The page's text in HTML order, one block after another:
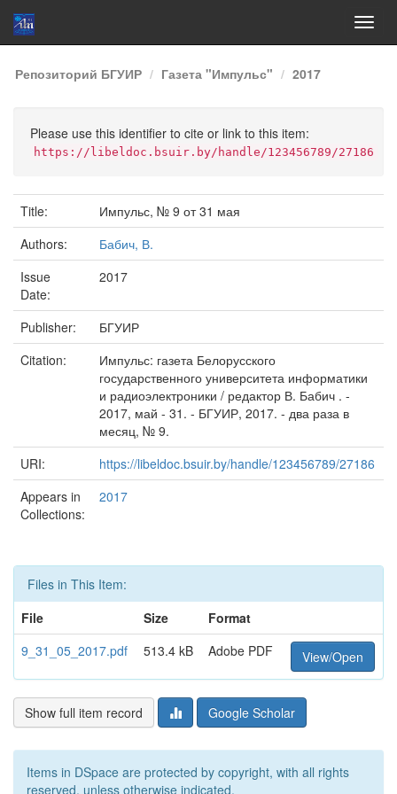
Skip
navigation
Репозиторий БГУИР Газета "Импульс" 2017
Please use this identifier to cite or link to this item:
https://libeldoc.bsuir.by/handle/123456789/27186
Title:
Импульс, № 9 от 31 мая
Authors:
Бабич, В.
Issue
Date:
2017
Publisher:
БГУИР
Citation:
Импульс: газета Белорусского
государственного университета информатики
и радиоэлектроники / редактор В. Бабич . -
2017, май - 31. - БГУИР, 2017. - два раза в
месяц, № 9.
URI:
https://libeldoc.bsuir.by/handle/123456789/27186
Appears in
Collections:
2017
Files in This Item:
File
Size
Format
9_31_05_2017.pdf
513.4 kB Adobe PDF View/Open
Show full item record Google Scholar
Items in DSpace are protected by copyright, with all rights
reserved, unless otherwise indicated.